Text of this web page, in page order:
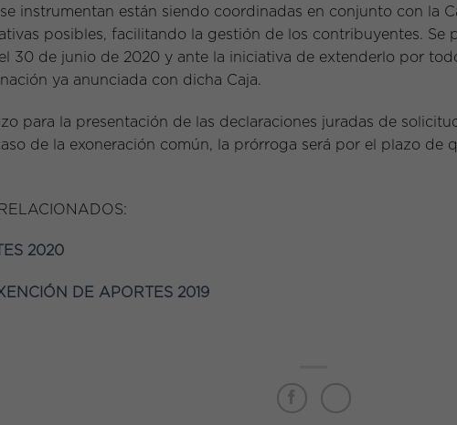
se instrumentan están siendo coordinadas en conjunto con la
posibles, facilitando la gestión de los contribuyentes.
30 de junio de 2020 y ante la iniciativa de extenderlo por
ya anunciada con dicha Caja.
para la presentación de las declaraciones juradas de
de la exoneración común, la prórroga será por el plazo de
2020
DE APORTES 2019